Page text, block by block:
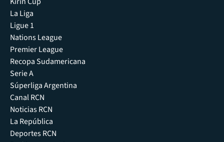
La Liga
Ligue 1
Nations League
Premier League
Recopa Sudamericana
Serie A
Súperliga Argentina
Canal RCN
Noticias RCN
La República
Deportes RCN